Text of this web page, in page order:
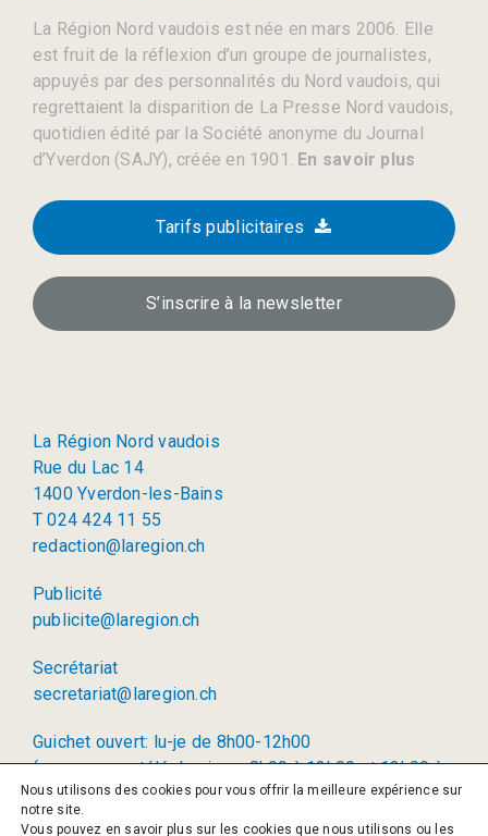
La Région Nord vaudois est née en mars 2006. Elle
est fruit de la réflexion d’un groupe de journalistes,
appuyés par des personnalités du Nord vaudois, qui
regrettaient la disparition de La Presse Nord vaudois,
quotidien édité par la Société anonyme du Journal
d’Yverdon (SAJY), créée en 1901. En savoir plus
Tarifs publicitaires
S’inscrire à la newsletter
La Région Nord vaudois
Rue du Lac 14
1400 Yverdon-les-Bains
T 024 424 11 55
redaction@laregion.ch
Publicité
publicite@laregion.ch
Secrétariat
secretariat@laregion.ch
Guichet ouvert: lu-je de 8h00-12h00
(permanence téléphonique: 8h00 à 12h00 et 13h00 à
17h00)
Nous utilisons des cookies pour vous offrir la meilleure expérience sur
notre site.
Vous pouvez en savoir plus sur les cookies que nous utilisons ou les